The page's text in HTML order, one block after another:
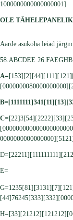
1000000000000000001]
OLE
Aarde asukoha leiad
58.ABCDEE 26.FAEGHB
A=
B=
C=
E=